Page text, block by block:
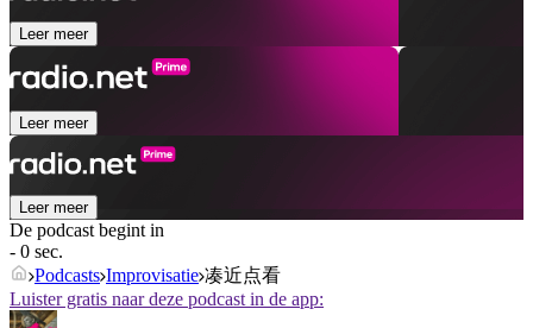
Leer meer
Leer meer
Leer meer
De podcast begint in
- 0 sec.
Podcasts Improvisatie 凑近点看
Luister gratis naar deze podcast in de app: